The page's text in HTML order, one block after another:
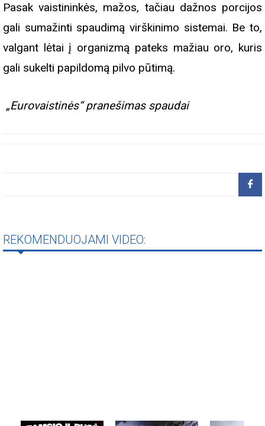
Pasak vaistininkės, mažos, tačiau dažnos porcijos
gali sumažinti spaudimą virškinimo sistemai. Be to,
valgant lėtai į organizmą pateks mažiau oro, kuris
gali sukelti papildomą pilvo pūtimą.
„Eurovaistinės“ pranešimas spaudai
REKOMENDUOJAMI VIDEO: